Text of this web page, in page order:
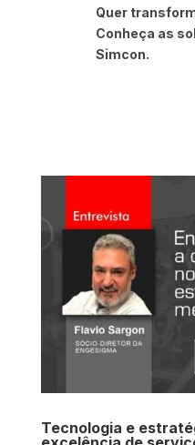
Quer
Conheça as
Simcon.
Tecnologia e